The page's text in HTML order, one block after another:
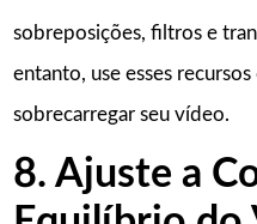
sobreposições, filtros e
entanto, use esses
sobrecarregar seu vídeo.
8. Ajuste a